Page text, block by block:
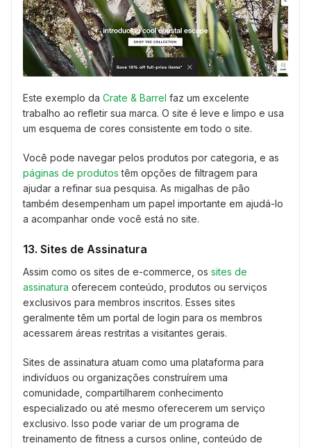
Este exemplo da Crate & Barrel faz um excelente
trabalho ao refletir sua marca. O site é leve e limpo e usa
um esquema de cores consistente em todo o site.
Você pode navegar pelos produtos por categoria, e as
páginas de produtos têm opções de filtragem para
ajudar a refinar sua pesquisa. As migalhas de pão
também desempenham um papel importante em ajudá-lo
a acompanhar onde você está no site.
13. Sites de Assinatura
Assim como os sites de e-commerce, os sites de
assinatura oferecem conteúdo, produtos ou serviços
exclusivos para membros inscritos. Esses sites
geralmente têm um portal de login para os membros
acessarem áreas restritas a visitantes gerais.
Sites de assinatura atuam como uma plataforma para
indivíduos ou organizações construírem uma
comunidade, compartilharem conhecimento
especializado ou até mesmo oferecerem um serviço
exclusivo. Isso pode variar de um programa de
treinamento de fitness a cursos online, conteúdo de